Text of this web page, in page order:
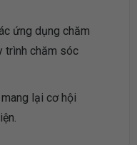
ứng dụng chăm
trình chăm sóc
lại cơ hội